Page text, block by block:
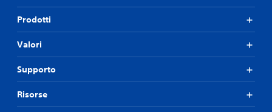
Prodotti
Valori
Supporto
Risorse